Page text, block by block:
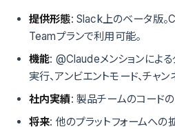
提供形態: Slack上のベータ版
Teamプランで利用可能。
機能: @Claudeメンションによ
実行、アンビエントモード、チャ
社内実績: 製品チームのコード
将来: 他のプラットフォームへの